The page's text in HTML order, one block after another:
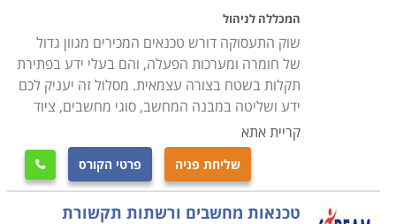
עוסק בלימוד מעמיק של מבנה המחשב הנייד, חומרה,
פירוק מחשבים ניידים והרכבתם, איתור תקלות, התקנת
תוכנות על מחשב נייד ועוד.
קורס טכנאי מחשבים עם הסמכת MCITP
במסגרת הקורס תלמדו נושאי חומרה וטכנאות, טכנולוגיות
מתקדמות, איתור תקלות, מערכות הפעלה ועוד תחומים
שעליהם אחראי טכנאי המחשבים. במקביל תעסקו גם
בעבודת מנהל רשתות תקשורת ותלמדו איך בונים רשת
המכללה לניהול
שוק התעסוקה דורש טכנאים המכירים מגוון גדול
של חומרה ומערכות הפעלה, והם בעלי ידע בפתירת
תקלות בשטח בצורה עצמאית. מסלול זה יעניק לכם
ידע ושליטה במבנה המחשב, סוגי מחשבים, ציוד
קריית אתא
שליחת פניה פרטי הקורס 
טכנאות מחשבים ורשתות תקשורת